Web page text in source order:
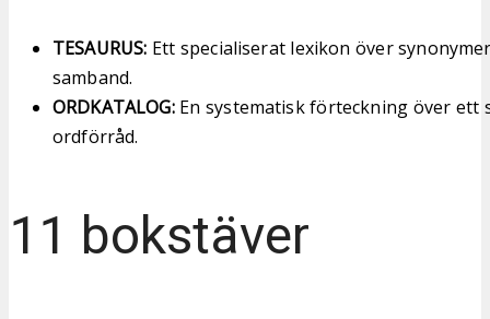
TESAURUS: Ett specialiserat lexikon över
samband.
ORDKATALOG:En systematisk förteckning över ett
ordförråd.
11 bokstäver